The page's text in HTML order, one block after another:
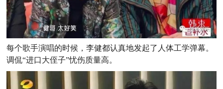
每个歌手演唱的时候，李健都认真地发起了人体工学弹幕。
调侃“进口大侄子”忧伤质量高。